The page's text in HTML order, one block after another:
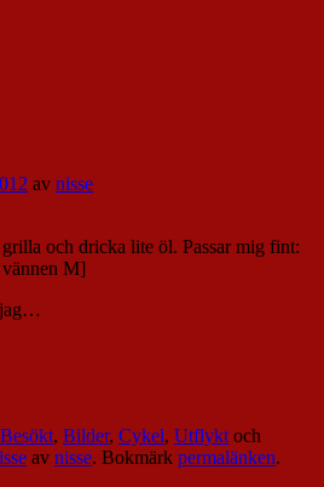
av nisse
och dricka lite öl. Passar mig fint:
jag…
Besökt, Bilder, Cykel, Utflyktoch
av nisse. Bokmärk permalänken.